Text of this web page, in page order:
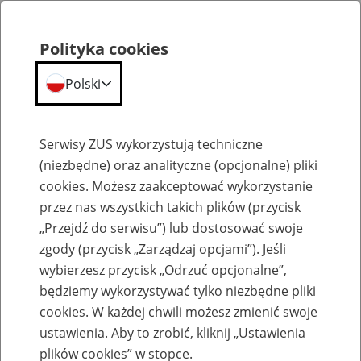
Szkolenia
Zaproś ZUS do siebie: Aktywni 50+
Polityka cookies
Polski
Serwisy ZUS wykorzystują techniczne
(niezbędne) oraz analityczne (opcjonalne) pliki
cookies. Możesz zaakceptować wykorzystanie
przez nas wszystkich takich plików (przycisk
„Przejdź do serwisu”) lub dostosować swoje
zgody (przycisk „Zarządzaj opcjami”). Jeśli
wybierzesz przycisk „Odrzuć opcjonalne”,
będziemy wykorzystywać tylko niezbędne pliki
cookies. W każdej chwili możesz zmienić swoje
ustawienia. Aby to zrobić, kliknij „Ustawienia
plików cookies” w stopce.